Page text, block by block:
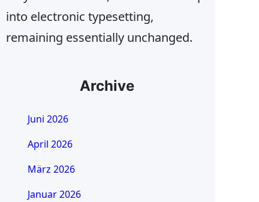
into electronic typesetting,
remaining essentially unchanged.
Archive
Juni 2026
April 2026
März 2026
Januar 2026